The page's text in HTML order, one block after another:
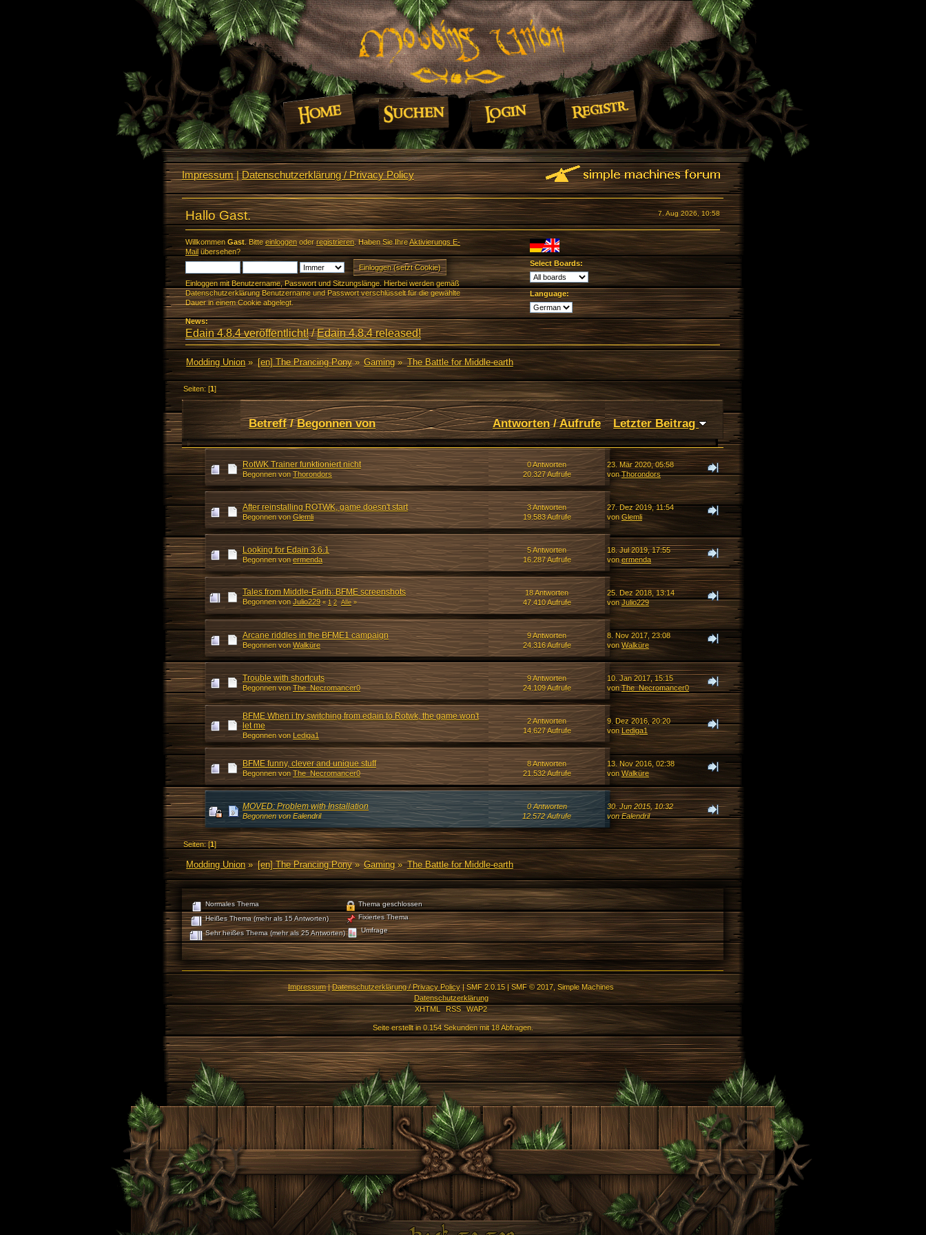
Impressum|Datenschutzerklärung / Privacy Policy
7. Aug 2026, 10:58
Hallo Gast.
Willkommen Gast. Bitte einloggenoderregistrieren. Haben Sie IhreAktivierungs E-
Mailübersehen?
Einloggen mit Benutzername, Passwort und Sitzungslänge. Hierbei werden gemäß
Datenschutzerklärung Benutzername und Passwort verschlüsselt für die gewählte
Dauer in einem Cookie abgelegt.
Select Boards:
Language:
News:
Edain 4.8.4 veröffentlicht!/Edain 4.8.4 released!
Modding Union» [en] The Prancing Pony» Gaming » The Battle for Middle-earth
Seiten: [1]
Betreff/Begonnen von Antworten/Aufrufe Letzter Beitrag
RotWK Trainer funktioniert nicht
Begonnen von Thorondors
0 Antworten
20.327 Aufrufe
23. Mär 2020, 05:58
vonThorondors
After reinstalling ROTWK, game doesn't start
Begonnen von Glemli
3 Antworten
19.583 Aufrufe
27. Dez 2019, 11:54
vonGlemli
Looking for Edain 3.6.1
Begonnen von ermenda
5 Antworten
16.287 Aufrufe
18. Jul 2019, 17:55
vonermenda
Tales from Middle-Earth: BFME screenshots
Begonnen von Julio229 «1 2 Alle»
18 Antworten
47.410 Aufrufe
25. Dez 2018, 13:14
vonJulio229
Arcane riddles in the BFME1 campaign
Begonnen von Walküre
9 Antworten
24.316 Aufrufe
8. Nov 2017, 23:08
von Walküre
Trouble with shortcuts
Begonnen von The_Necromancer0
9 Antworten
24.109 Aufrufe
10. Jan 2017, 15:15
vonThe_Necromancer0
BFME When i try switching from edain to Rotwk, the game won't
let me
Begonnen vonLediga1
2 Antworten
14.627 Aufrufe
9. Dez 2016, 20:20
vonLediga1
BFME funny, clever and unique stuff
Begonnen von The_Necromancer0
8 Antworten
21.532 Aufrufe
13. Nov 2016, 02:38
vonWalküre
MOVED: Problem with Installation
Begonnen von Ealendril
0 Antworten
12.572 Aufrufe
30. Jun 2015, 10:32
von Ealendril
Seiten: [1]
Modding Union» [en] The Prancing Pony» Gaming» The Battle for Middle-earth
Normales Thema
Heißes Thema (mehr als 15 Antworten)
Sehr heißes Thema (mehr als 25 Antworten)
Thema geschlossen
Fixiertes Thema
Umfrage
Impressum|Datenschutzerklärung / Privacy Policy|SMF 2.0.15 |SMF © 2017 Simple Machines
Datenschutzerklärung
XHTML
RSS WAP2
Seite erstellt in 0.154 Sekunden mit 18 Abfragen.